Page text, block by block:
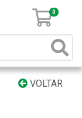
0
VOLTAR